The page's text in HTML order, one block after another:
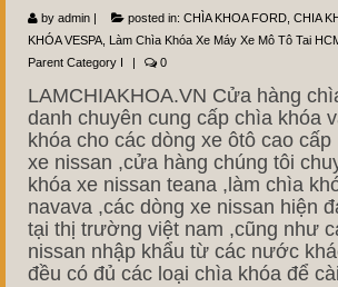
by admin | posted in: CHÌA KHOA FORD CHIA
KHÓA VESPA Làm Chìa Khóa Xe Máy Xe Mô Tô Tai
Parent Category I
| 0
LAMCHIAKHOA.VN Cửa hàng
danh chuyên cung cấp chìa khóa
khóa cho các dòng xe ôtô cao
xe nissan ,cửa hàng chúng tôi
khóa xe nissan teana ,làm chìa
navava ,các dòng xe nissan hiện
tại thị trường việt nam ,cũng như
nissan nhập khẩu từ các nước
đều có đủ các loại chìa khóa để